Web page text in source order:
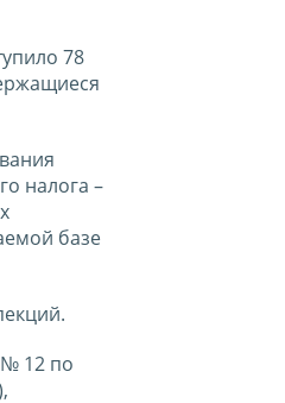
78
налога –
базе
12 по